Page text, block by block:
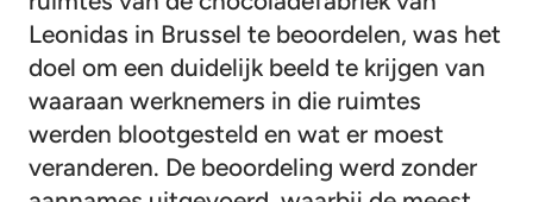
Leonidas in Brussel te beoordelen, was het
doel om een duidelijk beeld te krijgen van
waaraan werknemers in die ruimtes
werden blootgesteld en wat er moest
veranderen. De beoordeling werd zonder